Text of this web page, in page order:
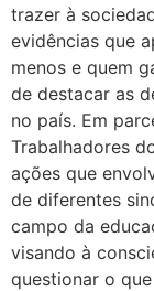
trazer à
evidências que
menos e quem
de destacar as
no país. Em
Trabalhadores
ações que
de diferentes
campo da
visando à
questionar o